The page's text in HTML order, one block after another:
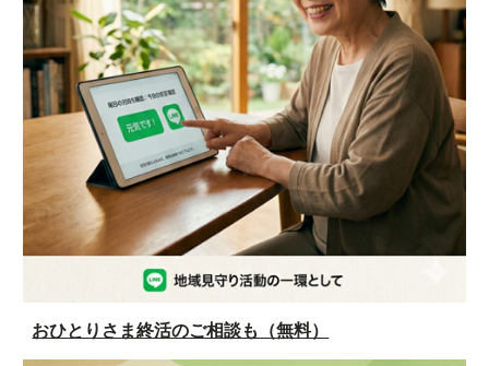
おひとりさま終活のご相談も（無料）